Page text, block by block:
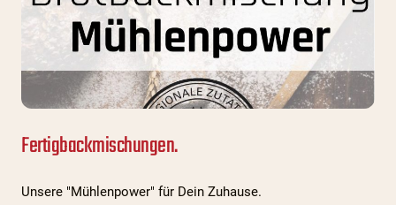
Fertigbackmischungen.
Unsere "Mühlenpower" für Dein Zuhause.